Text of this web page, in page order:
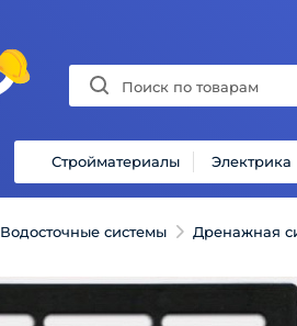
Стройматериалы Электрика
Водосточные системы Дренажная